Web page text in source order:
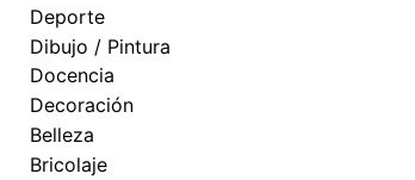
Deporte
Dibujo / Pintura
Docencia
Decoración
Belleza
Bricolaje